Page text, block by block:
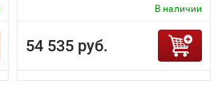
В наличии
54 535 руб.